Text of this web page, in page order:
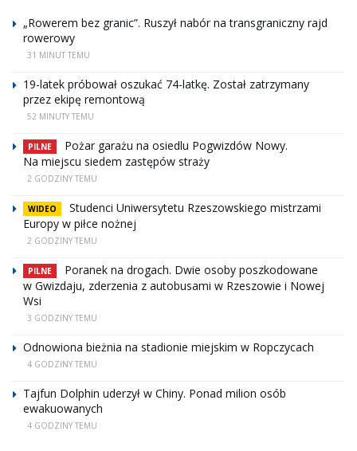
„Rowerem bez granic”. Ruszył nabór na transgraniczny rajd
rowerowy
31 MINUT TEMU
19-latek próbował oszukać 74-latkę. Został zatrzymany
przez ekipę remontową
52 MINUTY TEMU
PILNE
Pożar garażu na osiedlu Pogwizdów Nowy.
Na miejscu siedem zastępów straży
2 GODZINY TEMU
WIDEO
Studenci Uniwersytetu Rzeszowskiego mistrzami
Europy w piłce nożnej
2 GODZINY TEMU
PILNE
Poranek na drogach. Dwie osoby poszkodowane
w Gwizdaju, zderzenia z autobusami w Rzeszowie i Nowej
Wsi
3 GODZINY TEMU
Odnowiona bieżnia na stadionie miejskim w Ropczycach
4 GODZINY TEMU
Tajfun Dolphin uderzył w Chiny. Ponad milion osób
ewakuowanych
4 GODZINY TEMU